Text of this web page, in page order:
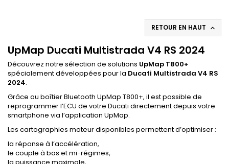
RETOUR EN HAUT 
UpMap Ducati Multistrada V4 RS 2024
Découvrez notre sélection de solutions UpMap T800+
spécialement développées pour la Ducati Multistrada V4 RS
2024.
Grâce au boîtier Bluetooth UpMap T800+, il est possible de
reprogrammer l’ECU de votre Ducati directement depuis votre
smartphone via l’application UpMap.
Les cartographies moteur disponibles permettent d’optimiser :
la réponse à l’accélération,
le couple à bas et mi-régimes,